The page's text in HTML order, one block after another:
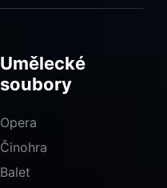
Umělecké
soubory
Opera
Činohra
Balet